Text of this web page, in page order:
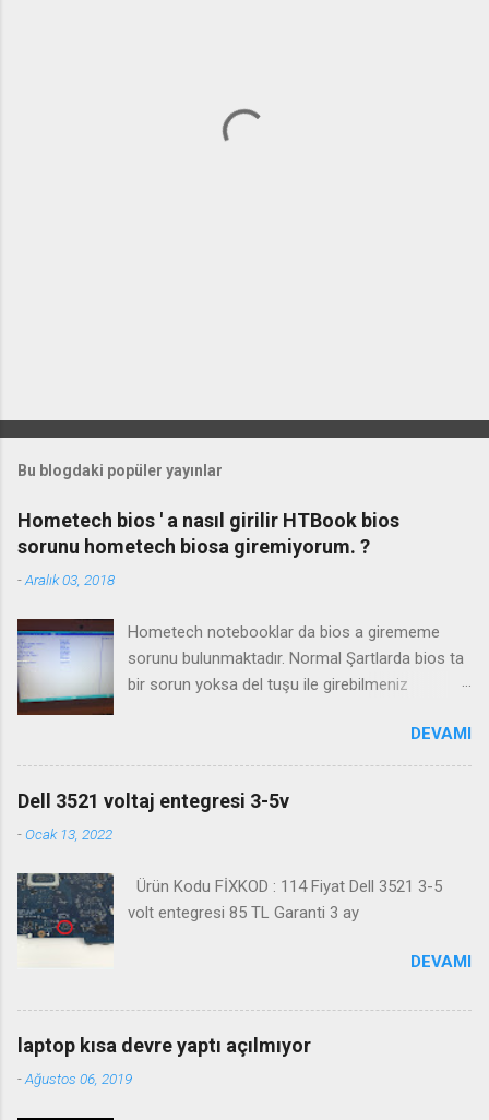
Bu blogdaki popüler yayınlar
Hometech bios ' a nasıl girilir HTBook bios
sorunu hometech biosa giremiyorum. ?
-Aralık 03, 2018
Hometech notebooklar da bios a girememe
sorunu bulunmaktadır. Normal Şartlarda bios ta
bir sorun yoksa del tuşu ile girebilmeniz
yaramaktadır. Biosa girme videosu izleyin
Kanalimiza abone olmayı unutmayın
DEVAMI
Dell 3521 voltaj entegresi 3-5v
-Ocak 13, 2022
Ürün Kodu FİXKOD : 114 Fiyat Dell 3521 3-5
volt entegresi 85 TL Garanti 3 ay
DEVAMI
laptop kısa devre yaptı açılmıyor
-Ağustos 06, 2019